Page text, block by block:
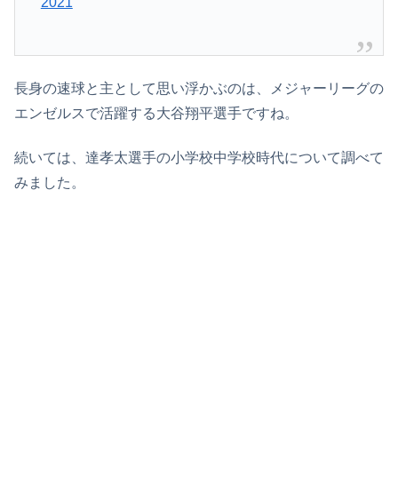
長身の速球と主として思い浮かぶのは、メジャーリーグの
エンゼルスで活躍する大谷翔平選手ですね。
続いては、達孝太選手の小学校中学校時代について調べて
みました。